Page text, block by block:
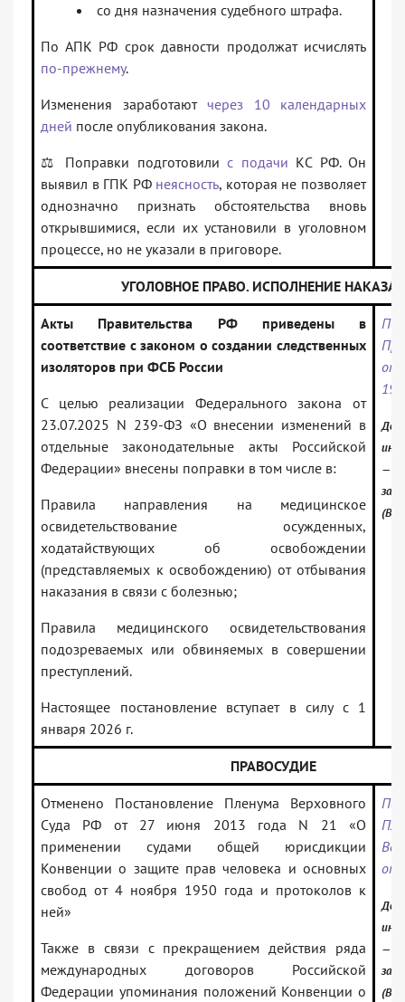
со дня назначения судебного штрафа.
По АПК РФ срок давности продолжат исчислять
по-прежнему.
Изменения заработают через 10 календарных
дней после опубликования закона.
⚖️ Поправки подготовили с подачи КС РФ. Он
выявил в ГПК РФ неясность, которая не позволяет
однозначно признать обстоятельства вновь
открывшимися, если их установили в уголовном
процессе, но не указали в приговоре.
УГОЛОВНОЕ ПРАВО. ИСПОЛНЕНИЕ
Акты Правительства РФ приведены в
соответствие с законом о создании следственных
изоляторов при ФСБ России
С целью реализации Федерального закона от
23.07.2025 N 239-ФЗ «О внесении изменений в
отдельные законодательные акты Российской
Федерации» внесены поправки в том числе в:
Правила направления на медицинское
освидетельствование осужденных,
ходатайствующих об освобождении
(представляемых к освобождению) от отбывания
наказания в связи с болезнью;
Правила медицинского освидетельствования
подозреваемых или обвиняемых в совершении
преступлений.
Настоящее постановление вступает в силу с 1
января 2026 г.
от
—
ПРАВОСУДИЕ
Отменено Постановление Пленума Верховного
Суда РФ от 27 июня 2013 года N 21 «О
применении судами общей юрисдикции
Конвенции о защите прав человека и основных
свобод от 4 ноября 1950 года и протоколов к
ней»
Также в связи с прекращением действия ряда
международных договоров Российской
Федерации упоминания положений Конвенции о
от
—